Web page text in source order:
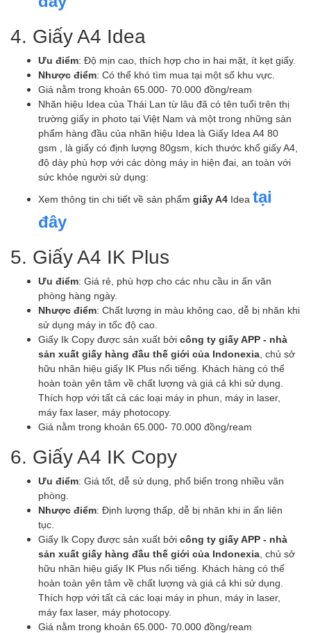
4. Giấy A4 Idea
Ưu điểm: Độ mịn cao, thích hợp cho in hai mặt, ít kẹt giấy.
Nhược điểm: Có thể khó tìm mua tại một số khu vực.
Giá nằm trong khoản 65.000- 70.000 đồng/ream
Nhãn hiệu Idea của Thái Lan từ lâu đã có tên tuổi trên thị
trường giấy in photo tại Việt Nam và một trong những sản
phẩm hàng đầu của nhãn hiệu Idea là Giấy Idea A4 80
gsm , là giấy có định lượng 80gsm, kích thước khổ giấy A4,
độ dày phù hợp với các dòng máy in hiện đai, an toàn với
sức khỏe người sử dụng:
Xem thông tin chi tiết về sản phẩm giấy A4 Idea tại
đây
5. Giấy A4 IK Plus
Ưu điểm: Giá rẻ, phù hợp cho các nhu cầu in ấn văn
phòng hàng ngày.
Nhược điểm: Chất lượng in màu không cao, dễ bị nhăn khi
sử dụng máy in tốc độ cao.
Giấy Ik Copy được sản xuất bởi công ty giấy APP - nhà
sản xuất giấy hàng đầu thế giới của Indonexia , chủ sở
hữu nhãn hiệu giấy IK Plus nổi tiếng. Khách hàng có thể
hoàn toàn yên tâm về chất lượng và giá cả khi sử dụng.
Thích hợp với tất cả các loại máy in phun, máy in laser,
máy fax laser, máy photocopy.
Giá nằm trong khoản 65.000- 70.000 đồng/ream
6. Giấy A4 IK Copy
Ưu điểm: Giá tốt, dễ sử dụng, phổ biến trong nhiều văn
phòng.
Nhược điểm: Định lượng thấp, dễ bị nhăn khi in ấn liên
tục.
Giấy Ik Copy được sản xuất bởi công ty giấy APP - nhà
sản xuất giấy hàng đầu thế giới của Indonexia , chủ sở
hữu nhãn hiệu giấy IK Plus nổi tiếng. Khách hàng có thể
hoàn toàn yên tâm về chất lượng và giá cả khi sử dụng.
Thích hợp với tất cả các loại máy in phun, máy in laser,
máy fax laser, máy photocopy.
Giá nằm trong khoản 65.000- 70.000 đồng/ream